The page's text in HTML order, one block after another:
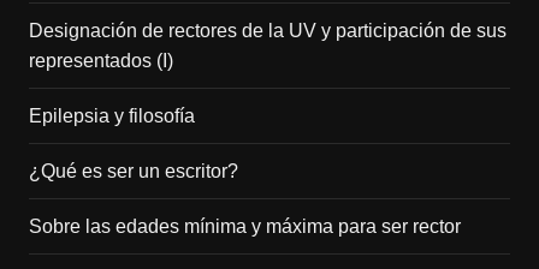
Designación de rectores de la UV y participación de sus
representados (I)
Epilepsia y filosofía
¿Qué es ser un escritor?
Sobre las edades mínima y máxima para ser rector